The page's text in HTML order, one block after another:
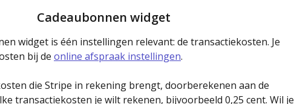
Cadeaubonnen widget
widget is één instellingen relevant: de transactiekosten. Je
bij de online afspraak instellingen.
die Stripe in rekening brengt, doorberekenen aan de
transactiekosten je wilt rekenen, bijvoorbeeld 0,25 cent. Wil je